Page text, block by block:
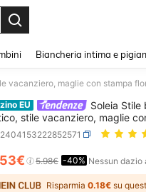
Biancheria intima e
EU
Soleia Stile
stile vacanziero, maglie
luglio, maglie da vacanza,
con volant, maglie da festa,
donna per il 4 luglio, eleganti
con volant, maglie da festa
AND
5.98€ -40% Nessun dazio
Risparmia 0.18€ su